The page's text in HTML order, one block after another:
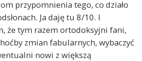
przypomnienia tego, co działo
Ja daję tu 8/10. I
że tym razem ortodoksyjni fani,
zmian fabularnych, wybaczyć
nowi z większą